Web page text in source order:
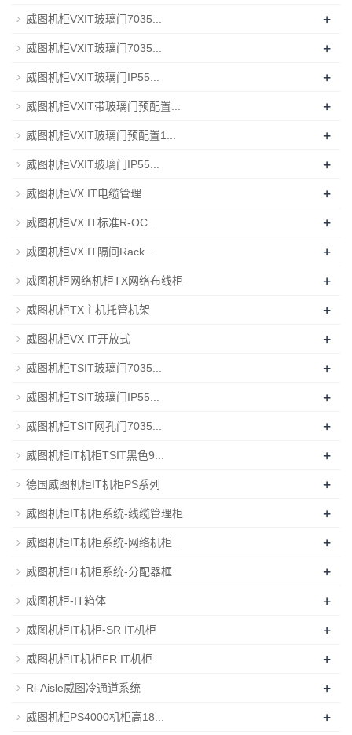
威图机柜VXIT玻璃门7035... +
威图机柜VXIT玻璃门7035... +
威图机柜VXIT玻璃门IP55... +
威图机柜VXIT带玻璃门预配置... +
威图机柜VXIT玻璃门预配置1... +
威图机柜VXIT玻璃门IP55... +
威图机柜VX IT电缆管理 +
威图机柜VX IT标准R-OC... +
威图机柜VX IT隔间Rack... +
威图机柜网络机柜TX网络布线柜 +
威图机柜TX主机托管机架 +
威图机柜VX IT开放式 +
威图机柜TSIT玻璃门7035... +
威图机柜TSIT玻璃门IP55... +
威图机柜TSIT网孔门7035... +
威图机柜IT机柜TSIT黑色9... +
德国威图机柜IT机柜PS系列 +
威图机柜IT机柜系统-线缆管理柜 +
威图机柜IT机柜系统-网络机柜... +
威图机柜IT机柜系统-分配器框 +
威图机柜-IT箱体 +
威图机柜IT机柜-SR IT机柜 +
威图机柜IT机柜FR IT机柜 +
Ri-Aisle威图冷通道系统 +
威图机柜PS4000机柜高18... +